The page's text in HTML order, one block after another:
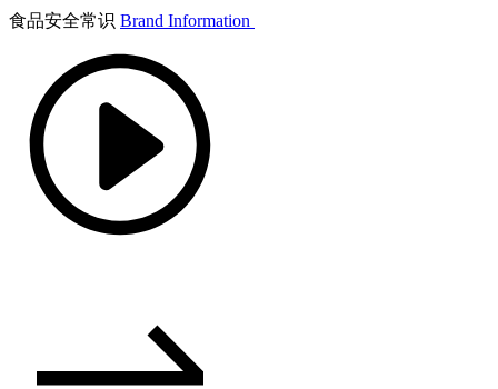
食品安全常识 Brand Information